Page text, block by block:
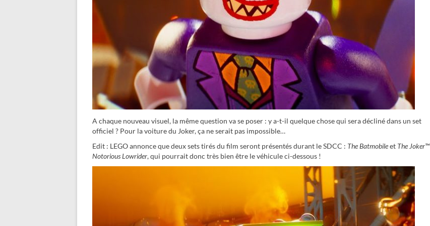
A chaque nouveau visuel, la même question va se poser : y a-t-il quelque chose qui sera décliné dans un set
officiel ? Pour la voiture du Joker, ça ne serait pas impossible…
Edit : LEGO annonce que deux sets tirés du film seront présentés durant le SDCC : The Batmobileet The Joker™
Notorious Lowrider, qui pourrait donc très bien être le véhicule ci-dessous !